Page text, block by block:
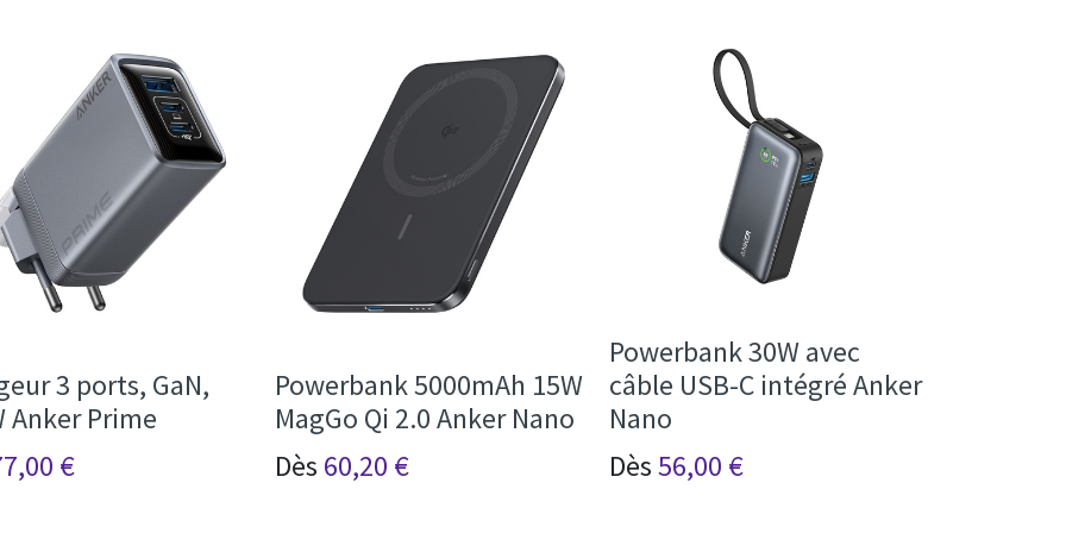
3 ports, GaN,
Anker Prime
€
Powerbank 5000mAh 15W
MagGo Qi 2.0 Anker Nano
Dès 60,20 €
Powerbank 30W avec
câble USB-C intégré Anker
Nano
Dès56,00 €